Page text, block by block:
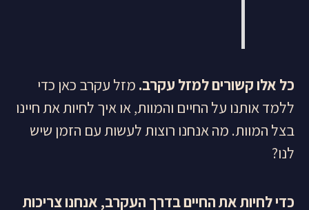
כל אלו קשורים למזל עקרב. מזל עקרב כאן כדי
ללמד אותנו על החיים והמוות, או איך לחיות את חיינו
בצל המוות. מה אנחנו רוצות לעשות עם הזמן שיש
לנו?
כדי לחיות את החיים בדרך העקרב, אנחנו צריכות